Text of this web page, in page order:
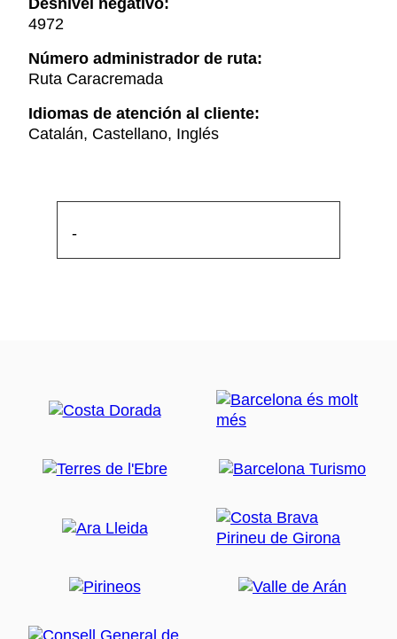
Desnivel negativo:
4972
Número administrador de ruta:
Ruta Caracremada
Idiomas de atención al cliente:
Catalán, Castellano, Inglés
-